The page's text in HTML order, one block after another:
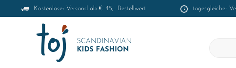
Kostenloser Versand ab € 45,- Bestellwert tagesgleicher